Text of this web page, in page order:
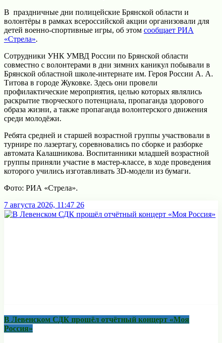
В праздничные дни полицейские Брянской области и
волонтёры в рамках всероссийской акции организовали для
детей военно-спортивные игры, об этом сообщает РИА
«Стрела».
Сотрудники УНК УМВД России по Брянской области
совместно с волонтерами в дни зимних каникул побывали в
Брянской областной школе-интернате им. Героя России А. А.
Титова в городе Жуковке. Здесь они провели
профилактические мероприятия, целью которых являлись
раскрытие творческого потенциала, пропаганда здорового
образа жизни, а также пропаганда волонтерского движения
среди молодёжи.
Ребята средней и старшей возрастной группы участвовали в
турнире по лазертагу, соревновались по сборке и разборке
автомата Калашникова. Воспитанники младшей возрастной
группы приняли участие в мастер-классе, в ходе проведения
которого учились изготавливать 3D-модели из бумаги.
Фото: РИА «Стрела».
7 августа 2026, 11:47 26
В Левенском СДК прошёл отчётный концерт «Моя
Россия»